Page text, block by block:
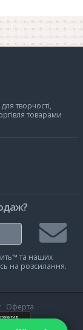
творчості,
товарами
на
та наших
на розсилання.
Оферта